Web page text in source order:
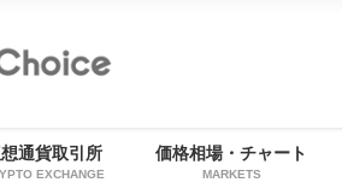
通貨取引所
EXCHANGE
価格相場・チャート
MARKETS